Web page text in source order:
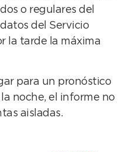
o regulares del
del Servicio
la tarde la máxima
para un pronóstico
noche, el informe no
aisladas.